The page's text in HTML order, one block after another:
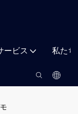
ービス 私た